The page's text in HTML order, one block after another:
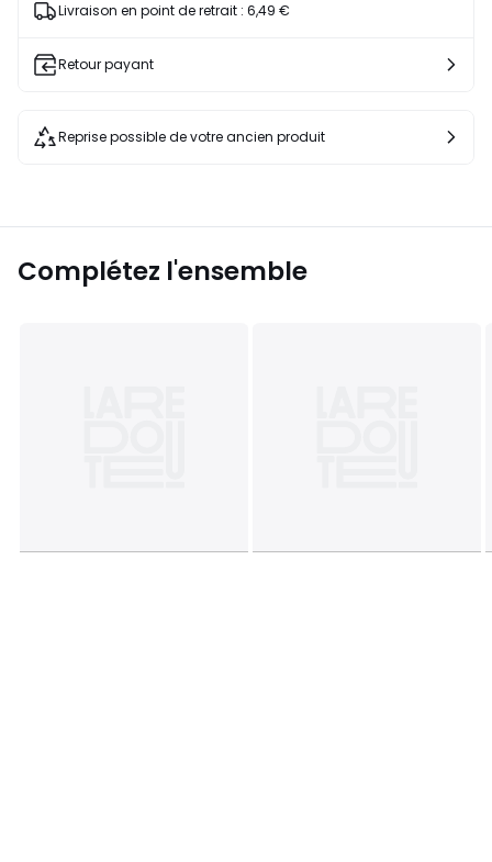
Livraison en point de retrait : 6,49 €
Retour payant
Reprise possible de votre ancien produit
Complétez l'ensemble